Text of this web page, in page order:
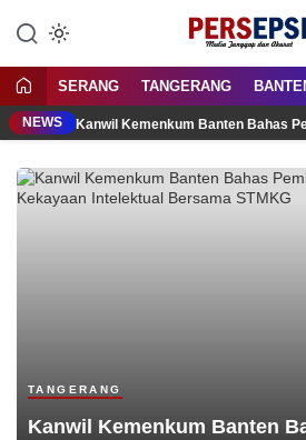
konten
Media Tanggap Dan
SERANG TANGERANG
NEWS Kanwil Kemenkum Banten Bahas
TANGERANG
Kanwil Kemenkum Banten